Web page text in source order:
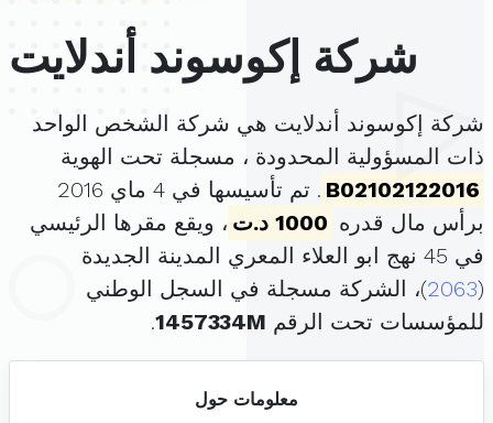
شركة إكوسوند أندلايت
شركة إكوسوند أندلايت هي شركة الشخص الواحد
ذات المسؤولية المحدودة ، مسجلة تحت الهوية
B02102122016
. تم تأسيسها في 4 ماي 2016
برأس مال قدره 1000 د.ت
، ويقع مقرها الرئيسي
في 45 نهج ابو العلاء المعري المدينة الجديدة
(
2063)، الشركة مسجلة في السجل الوطني
للمؤسسات تحت الرقم 1457334M
.
معلومات حول